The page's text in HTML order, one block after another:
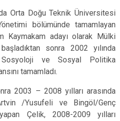
Orta Doğu Teknik Üniversitesi
bölümünde tamamlayan
Kaymakam adayı olarak Mülki
sonra 2002 yılında
Sosyoloji ve Sosyal Politika
tamamladı.
2003 – 2008 yılları arasında
/Yusufeli ve Bingöl/Genç
Çelik, 2008-2009 yılları